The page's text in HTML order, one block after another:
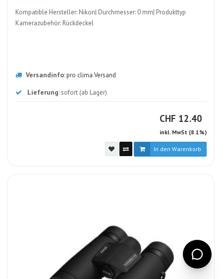
Kompatible Hersteller: Nikon| Durchmesser: 0 mm| Produkttyp
Kamerazubehör: Rückdeckel
Versandinfo:pro clima Versand
Lieferung: sofort (ab Lager)
CHF CHF
12.40
inkl. MwSt (8.1%)
In den Warenkorb